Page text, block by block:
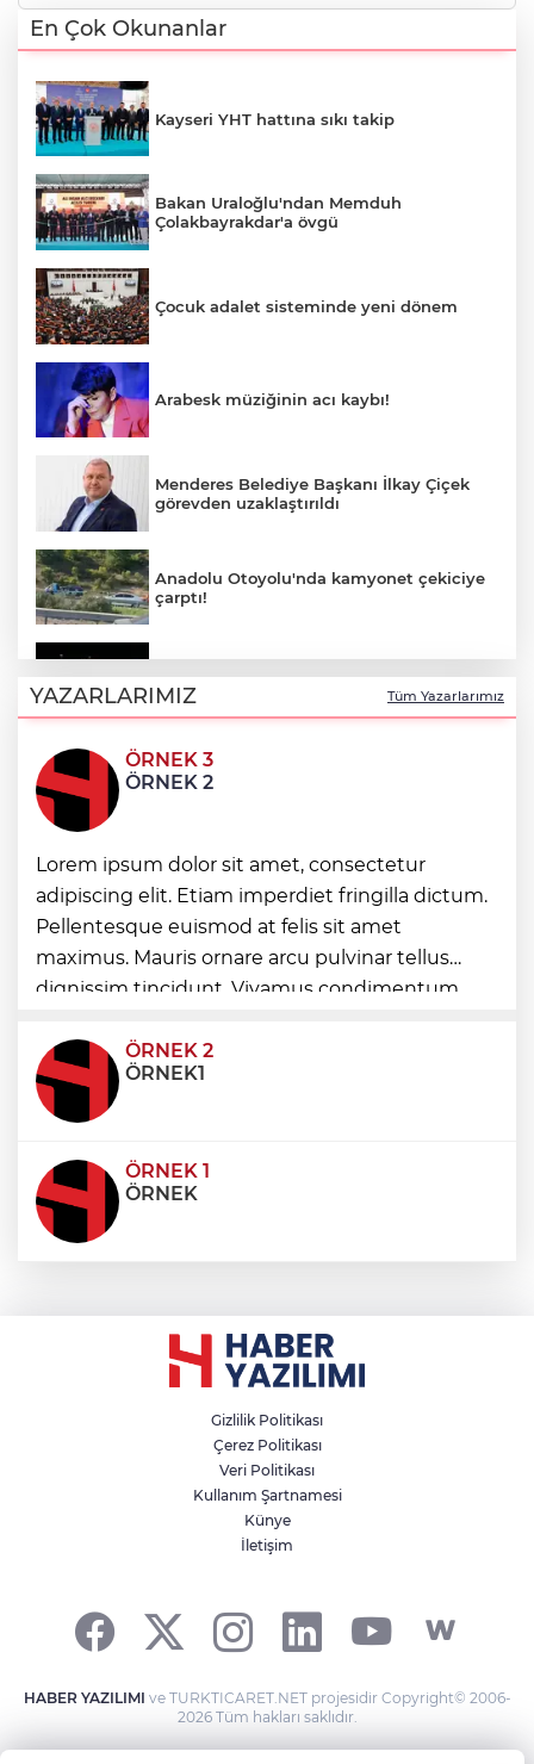
En Çok Okunanlar
Kayseri YHT hattına sıkı takip
Bakan Uraloğlu'ndan Memduh
Çolakbayrakdar'a övgü
Çocuk adalet sisteminde yeni dönem
Arabesk müziğinin acı kaybı!
Menderes Belediye Başkanı İlkay Çiçek
görevden uzaklaştırıldı
Anadolu Otoyolu'nda kamyonet çekiciye
çarptı!
Ganita Akşamları’nda büyük coşku
Akustik sahne yaz akşamlarına ritim
katıyor
Kırsal yollara neşter
Denizli'de 160 milyon TL’lik alt ve üstyapı
yatırımı
YAZARLARIMIZ Tüm Yazarlarımız
ÖRNEK 3
ÖRNEK 2
Lorem ipsum dolor sit amet, consectetur
adipiscing elit. Etiam imperdiet fringilla dictum.
Pellentesque euismod at felis sit amet
maximus. Mauris ornare arcu pulvinar tellus
dignissim tincidunt. Vivamus condimentum
condimentum eros et, faucibus sapien. Praese
ÖRNEK 2
ÖRNEK1
ÖRNEK 1
ÖRNEK
Gizlilik Politikası
Çerez Politikası
Veri Politikası
Kullanım Şartnamesi
Künye
İletişim
HABER YAZILIMI ve TURKTICARET.NET projesidir Copyright© 2006-
2026 Tüm hakları saklıdır.